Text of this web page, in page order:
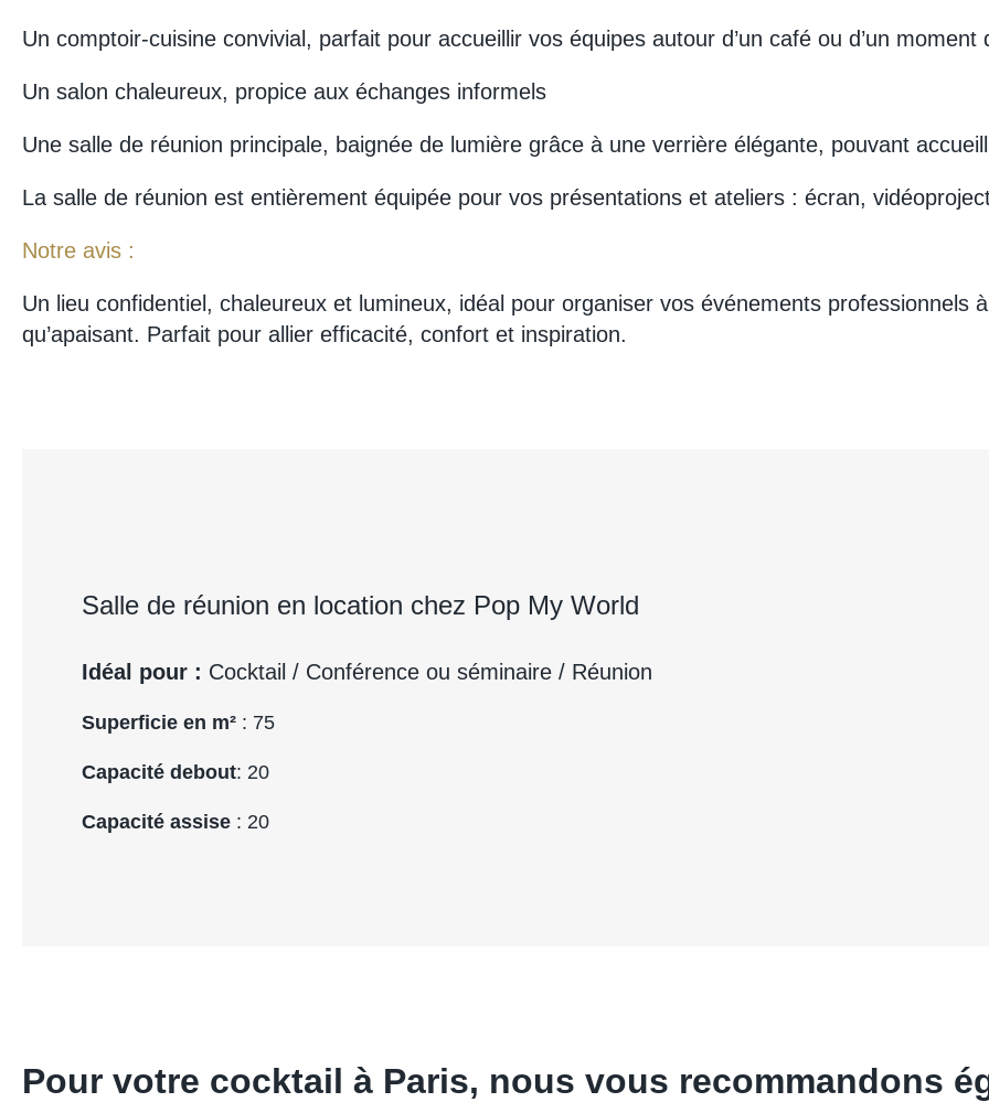
Un comptoir-cuisine convivial, parfait pour accueillir vos équipes autour d’un café ou d’un moment
Un salon chaleureux, propice aux échanges informels
Une salle de réunion principale, baignée de lumière grâce à une verrière élégante, pouvant
La salle de réunion est entièrement équipée pour vos présentations et ateliers : écran,
Notre avis :
Un lieu confidentiel, chaleureux et lumineux, idéal pour organiser vos événements professionnels
qu’apaisant. Parfait pour allier efficacité, confort et inspiration.
Salle de réunion en location chez Pop My World
Idéal pour : Cocktail / Conférence ou séminaire / Réunion
Superficie en m² : 75
Capacité debout: 20
Capacité assise : 20
Pour votre cocktail à Paris, nous vous recommandons